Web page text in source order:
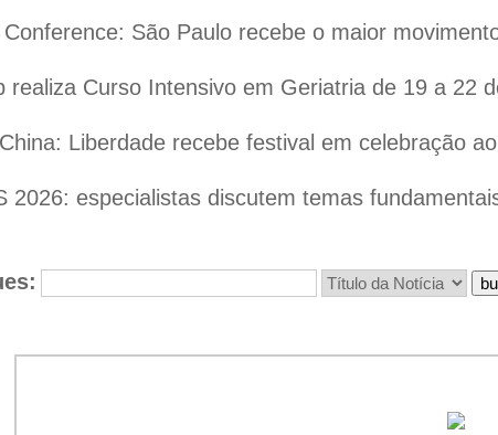
São Paulo recebe o maior
realiza Curso Intensivo em Geriatria de 19 a 22
Liberdade recebe festival em celebração
2026: especialistas discutem temas